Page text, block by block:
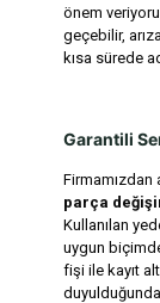
önem
geçebilir,
kısa sürede
Garantili
Firmamızdan
parça
Kullanılan
uygun
fişi ile kayıt